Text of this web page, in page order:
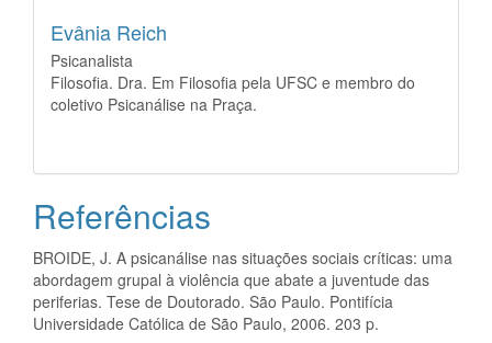
Evânia Reich
Psicanalista
Filosofia. Dra. Em Filosofia pela UFSC e membro do
coletivo Psicanálise na Praça.
Referências
BROIDE, J. A psicanálise nas situações sociais críticas: uma
abordagem grupal à violência que abate a juventude das
periferias. Tese de Doutorado. São Paulo. Pontifícia
Universidade Católica de São Paulo, 2006. 203 p.